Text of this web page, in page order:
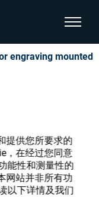
提供您所要求的
，在经过您同意
能性和测量性的
网站并非所有功
以下详情及我们
显示页
engraving mounted
了解我们的各